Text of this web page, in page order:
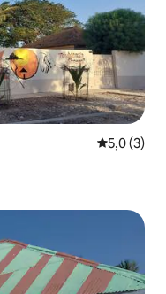
5,0 (3)